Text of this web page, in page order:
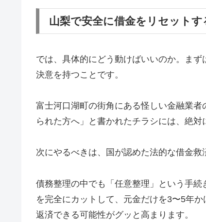
山梨で安全に借金をリセット
では、具体的にどう動けばいいのか。ま
決意を持つことです。
富士河口湖町の街角にある怪しい金融業
られた方へ」と書かれたチラシには、絶対
次にやるべきは、国が認めた法的な借金救
債務整理の中でも「任意整理」という手
を完全にカットして、元金だけを3〜5年
返済できる可能性がグッと高まります。